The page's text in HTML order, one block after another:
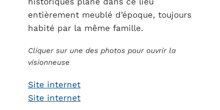
entièrement meublé d’époque, toujours
habité par la même famille.
Cliquer sur une des photos pour ouvrir la
visionneuse
Site internet
Site internet